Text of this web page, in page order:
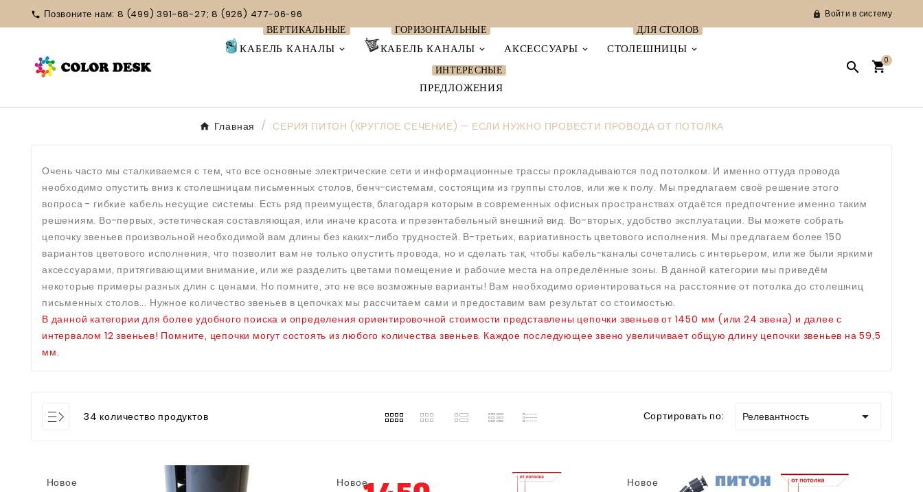
 Позвоните нам: 8 (499) 391-68-27; 8 (926) 477-06-96  Войти в систему
КАБЕЛЬ КАНАЛЫ
ВЕРТИКАЛЬНЫЕ
КАБЕЛЬ КАНАЛЫ
ГОРИЗОНТАЛЬНЫЕ
АКСЕССУАРЫ СТОЛЕШНИЦЫ
ДЛЯ СТОЛОВ
ПРЕДЛОЖЕНИЯ
ИНТЕРЕСНЫЕ  0
Главная СЕРИЯ ПИТОН (КРУГЛОЕ СЕЧЕНИЕ) — ЕСЛИ НУЖНО ПРОВЕСТИ ПРОВОДА ОТ ПОТОЛКА
Очень часто мы сталкиваемся с тем, что все основные электрические сети и информационные трассы прокладываются под потолком. И именно оттуда провода
необходимо опустить вниз к столешницам письменных столов, бенч-системам, состоящим из группы столов, или же к полу. Мы предлагаем своё решение этого
вопроса - гибкие кабель несущие системы. Есть ряд преимуществ, благодаря которым в современных офисных пространствах отдаётся предпочтение именно таким
решениям. Во-первых, эстетическая составляющая, или иначе красота и презентабельный внешний вид. Во-вторых, удобство эксплуатации. Вы можете собрать
цепочку звеньев произвольной необходимой вам длины без каких-либо трудностей. В-третьих, вариативность цветового исполнения. Мы предлагаем более 150
вариантов цветового исполнения, что позволит вам не только опустить провода, но и сделать так, чтобы кабель-каналы сочетались с интерьером, или же были яркими
аксессуарами, притягивающими внимание, или же разделить цветами помещение и рабочие места на определённые зоны. В данной категории мы приведём
некоторые примеры разных длин с ценами. Но помните, это не все возможные варианты! Вам необходимо ориентироваться на расстояние от потолка до столешниц
письменных столов... Нужное количество звеньев в цепочках мы рассчитаем сами и предоставим вам результат со стоимостью.
В данной категории для более удобного поиска и определения ориентировочной стоимости представлены цепочки звеньев от 1450 мм (или 24 звена) и далее с
интервалом 12 звеньев! Помните, цепочки могут состоять из любого количества звеньев. Каждое последующее звено увеличивает общую длину цепочки звеньев на 59,5
мм.
34 количество продуктов Сортировать по: Релевантность 
Новое Новое Новое